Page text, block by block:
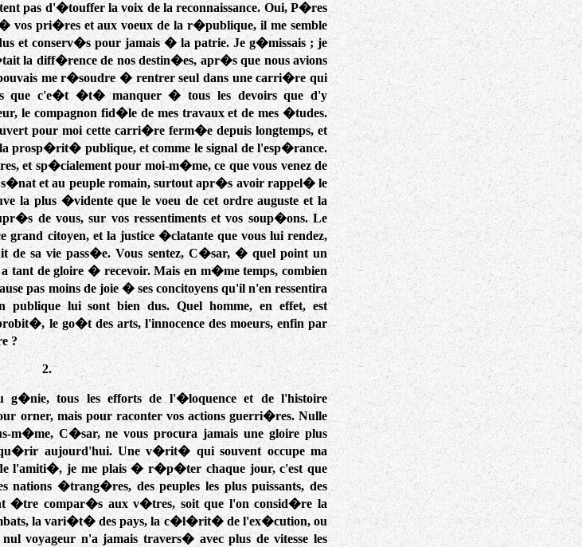
pas d'�touffer la voix de la reconnaissance. Oui, P�res
vos pri�res et aux voeux de la r�publique, il me semble
et conserv�s pour jamais � la patrie. Je g�missais ; je
la diff�rence de nos destin�es, apr�s que nous avions
me r�soudre � rentrer seul dans une carri�re qui
que c'e�t �t� manquer � tous les devoirs que d'y
le compagnon fid�le de mes travaux et de mes �tudes.
pour moi cette carri�re ferm�e depuis longtemps, et
prosp�rit� publique, et comme le signal de l'esp�rance.
et sp�cialement pour moi-m�me, ce que vous venez de
s�nat et au peuple romain, surtout apr�s avoir rappel� le
la plus �vidente que le voeu de cet ordre auguste et la
de vous, sur vos ressentiments et vos soup�ons. Le
grand citoyen, et la justice �clatante que vous lui rendez,
de sa vie pass�e. Vous sentez, C�sar, � quel point un
tant de gloire � recevoir. Mais en m�me temps, combien
pas moins de joie � ses concitoyens qu'il n'en ressentira
publique lui sont bien dus. Quel homme, en effet, est
le go�t des arts, l'innocence des moeurs, enfin par
?
2.
tous les efforts de l'�loquence et de l'histoire
orner, mais pour raconter vos actions guerri�res. Nulle
m�me, C�sar, ne vous procura jamais une gloire plus
aujourd'hui. Une v�rit� qui souvent occupe ma
l'amiti�, je me plais � r�p�ter chaque jour, c'est que
�trang�res, des peuples les plus puissants, des
�tre compar�s aux v�tres, soit que l'on consid�re la
la vari�t� des pays, la c�l�rit� de l'ex�cution, ou
voyageur n'a jamais travers� avec plus de vitesse les